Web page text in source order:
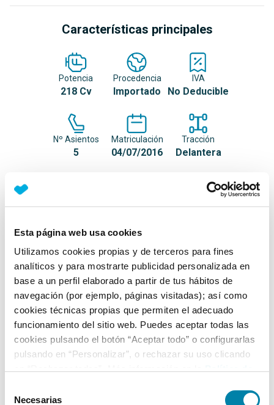
Esta página web usa cookies
Utilizamos cookies propias y de terceros para fines
analíticos y para mostrarte publicidad personalizada en
base a un perfil elaborado a partir de tus hábitos de
navegación (por ejemplo, páginas visitadas); así como
cookies técnicas propias que permiten el adecuado
funcionamiento del sitio web. Puedes aceptar todas las
cookies pulsando el botón “Aceptar todo” o configurarlas
pulsando en “Personalizar”, o rechazar su uso clicando
Necesarias
Características principales
Potencia
218 Cv
Procedencia
Importado
IVA
No Deducible
Nº Asientos
5
Matriculación
04/07/2016
Tracción
Delantera
Detalles destacados
Faros Xénon
Acabado deportivo
Arranque sin llave
+ Ver todos
Ficha técnica